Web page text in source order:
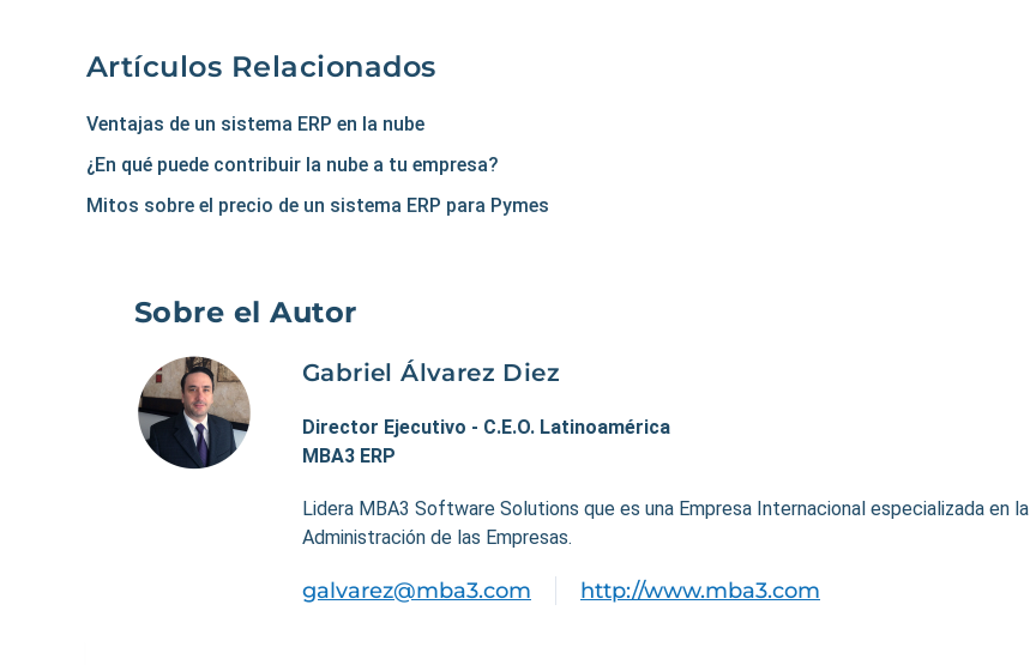
Artículos Relacionados
Ventajas de un sistema ERP en la nube
¿En qué puede contribuir la nube a tu empresa?
Mitos sobre el precio de un sistema ERP para Pymes
Sobre el Autor
Gabriel Álvarez Diez
Director Ejecutivo - C.E.O. Latinoamérica
MBA3 ERP
Lidera MBA3 Software Solutions que es una Empresa Internacional especializada en
Administración de las Empresas.
galvarez@mba3.com http://www.mba3.com